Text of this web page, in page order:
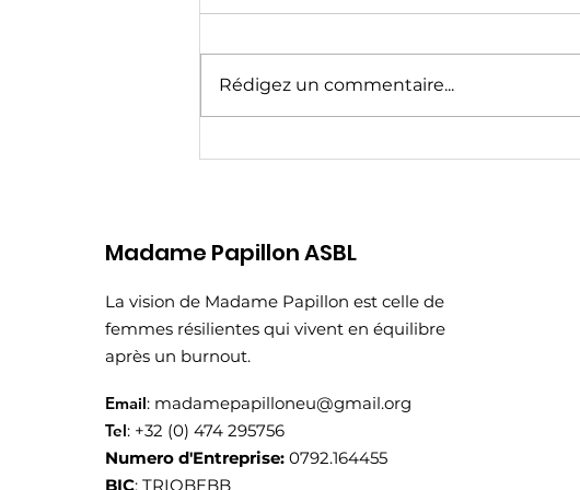
Saint-Valentin ou
Rédigez un commentaire...
Madame Papillon ASBL
La vision de Madame Papillon est celle de
femmes résilientes qui vivent en équilibre
après un burnout.
Email: madamepapilloneu@gmail.org
Tel: +32 (0) 474 295756
Numero d'Entreprise: 0792.164455
BIC: TRIOBEBB